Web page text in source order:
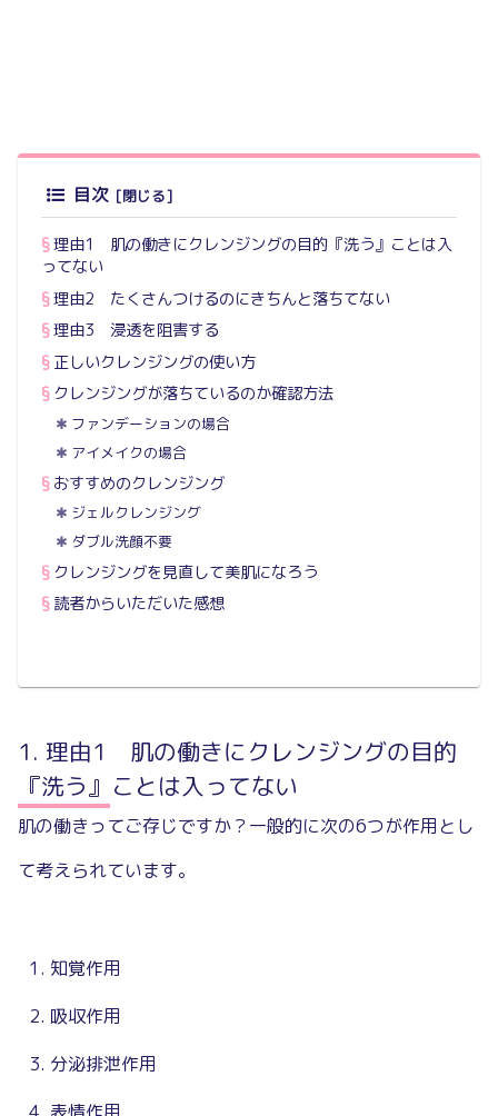
目次
理由1 肌の働きにクレンジングの目的『洗う』ことは入
ってない
理由2 たくさんつけるのにきちんと落ちてない
理由3 浸透を阻害する
正しいクレンジングの使い方
クレンジングが落ちているのか確認方法
ファンデーションの場合
アイメイクの場合
おすすめのクレンジング
ジェルクレンジング
ダブル洗顔不要
クレンジングを見直して美肌になろう
読者からいただいた感想
理由1 肌の働きにクレンジングの目的
『洗う』ことは入ってない
肌の働きってご存じですか？一般的に次の6つが作用とし
て考えられています。
知覚作用
吸収作用
分泌排泄作用